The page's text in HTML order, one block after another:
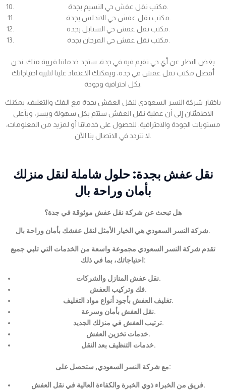
بغض النظر عن أي حي تقيم فيه في جدة، ستجد خدماتنا قريبة منك. نحن
أفضل مكتب نقل عفش في جدة، ويمكنك الاعتماد علينا لتلبية احتياجاتك
باختيار شركة النسر السعودي لنقل العفش بجدة مع الفك والتغليف، يمكنك
الاطمئنان إلى أن عملية نقل العفش ستتم بكل سهولة ويسر، وبأعلى
مستويات الجودة والاحترافية. للحصول على خدماتنا أو لمزيد من المعلومات،
نقل عفش بجدة: حلول شاملة لنقل منزلك
بأمان وراحة بال
هل تبحث عن شركة نقل عفش موثوقة في جدة؟
شركة النسر السعودي هي الخيار الأمثل لنقل عفشك بأمان وراحة بال.
تقدم شركة النسر السعودي مجموعة واسعة من الخدمات التي تلبي جميع
احتياجاتك، بما في ذلك:
نقل عفش المنازل والشركات.
فك وتركيب العفش.
تغليف العفش بأجود أنواع مواد التغليف.
نقل العفش بأمان وسرعة.
ترتيب العفش في منزلك الجديد.
خدمات تخزين العفش.
خدمات التنظيف بعد النقل.
مع شركة النسر السعودي, ستحصل على:
فريق من الخبراء ذوي الخبرة والكفاءة العالية في نقل العفش.